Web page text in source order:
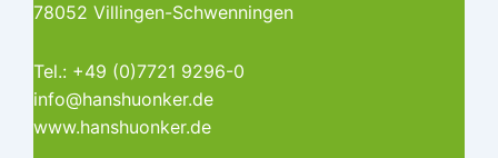
78052 Villingen-Schwenningen
Tel.: +49 (0)7721 9296-0
info@hanshuonker.de
www.hanshuonker.de